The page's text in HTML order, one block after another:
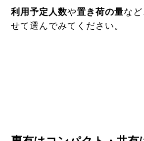
利用予定人数や置き荷の量な
せて選んでみてください。